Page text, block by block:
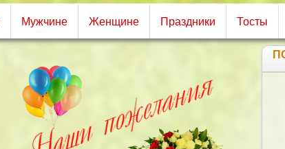
Мужчине Женщине Праздники Тосты